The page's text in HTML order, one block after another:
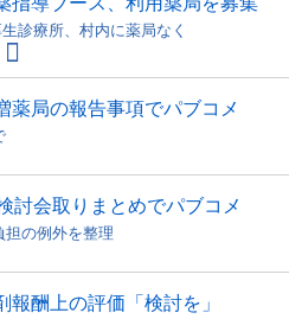
診療所、村内に薬局なく
薬局の報告事項でパブコメ
討会取りまとめでパブコメ
の例外を整理
報酬上の評価「検討を」